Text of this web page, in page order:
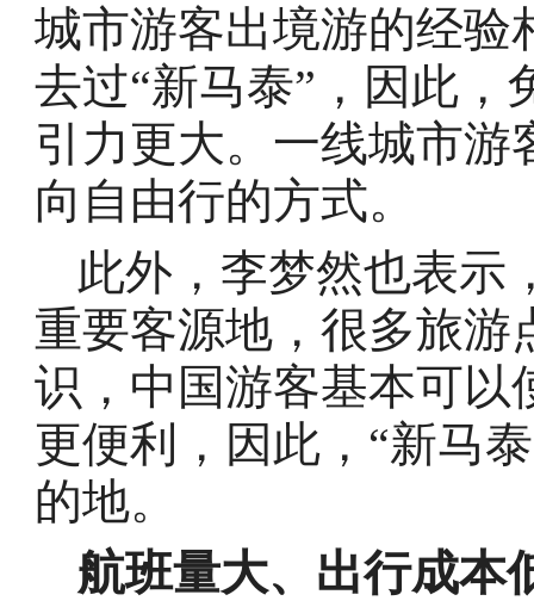
城市游客出境游的经验
去过“新马泰”，因此
引力更大。一线城市
向自由行的方式。
此外，李梦然也表示
重要客源地，很多旅游
识，中国游客基本可以
更便利，因此，“新马
的地。
航班量大、出行成本